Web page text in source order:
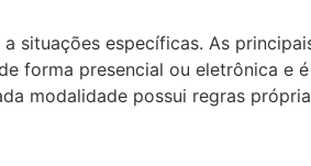
situações específicas. As
forma presencial ou eletrônica e
modalidade possui regras